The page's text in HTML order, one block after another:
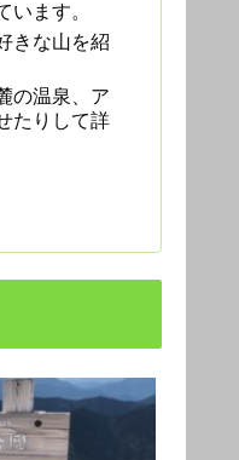
います。
きな山を紹
の温泉、ア
たりして詳